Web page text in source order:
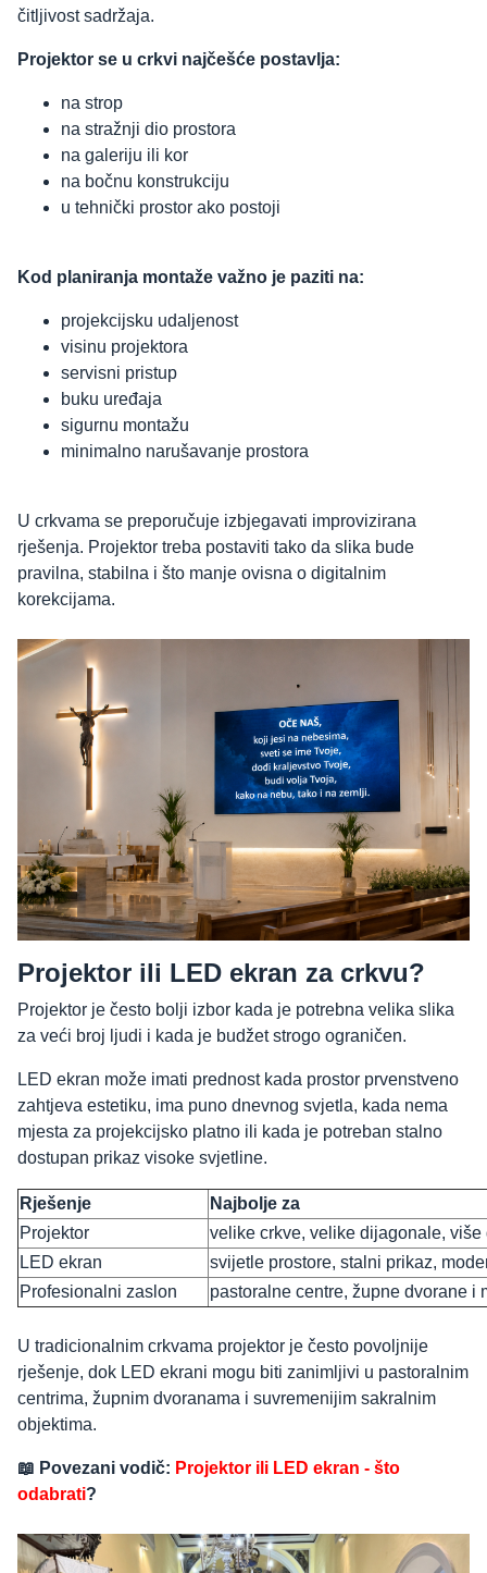
čitljivost sadržaja.
Projektor se u crkvi najčešće postavlja:
na strop
na stražnji dio prostora
na galeriju ili kor
na bočnu konstrukciju
u tehnički prostor ako postoji
Kod planiranja montaže važno je paziti na:
projekcijsku udaljenost
visinu projektora
servisni pristup
buku uređaja
sigurnu montažu
minimalno narušavanje prostora
U crkvama se preporučuje izbjegavati improvizirana
rješenja. Projektor treba postaviti tako da slika bude
pravilna, stabilna i što manje ovisna o digitalnim
korekcijama.
Projektor ili LED ekran za crkvu?
Projektor je često bolji izbor kada je potrebna velika slika
za veći broj ljudi i kada je budžet strogo ograničen.
LED ekran može imati prednost kada prostor prvenstveno
zahtjeva estetiku, ima puno dnevnog svjetla, kada nema
mjesta za projekcijsko platno ili kada je potreban stalno
dostupan prikaz visoke svjetline.
Rješenje
Najbolje za
Projektor
velike crkve, velike dijagonale, više
LED ekran
svijetle prostore, stalni prikaz,
Profesionalni zaslon
pastoralne centre, župne dvorane i
U tradicionalnim crkvama projektor je često povoljnije
rješenje, dok LED ekrani mogu biti zanimljivi u pastoralnim
centrima, župnim dvoranama i suvremenijim sakralnim
objektima.
📖 Povezani vodič: Projektor ili LED ekran - što
odabrati?